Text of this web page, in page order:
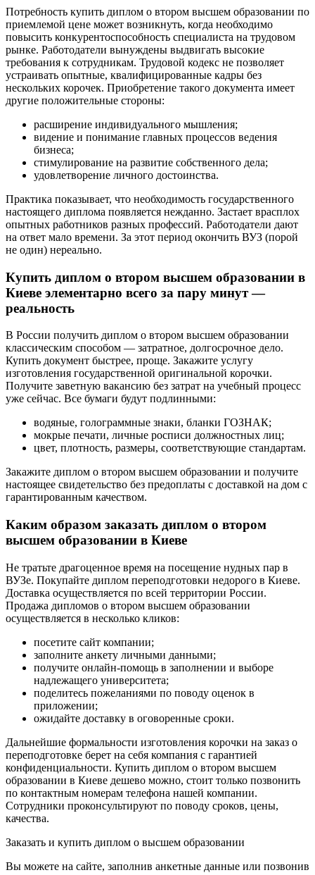
Потребность купить диплом о втором высшем образовании по
приемлемой цене может возникнуть, когда необходимо
повысить конкурентоспособность специалиста на трудовом
рынке. Работодатели вынуждены выдвигать высокие
требования к сотрудникам. Трудовой кодекс не позволяет
устраивать опытные, квалифицированные кадры без
нескольких корочек. Приобретение такого документа имеет
другие положительные стороны:
расширение индивидуального мышления;
видение и понимание главных процессов ведения
бизнеса;
стимулирование на развитие собственного дела;
удовлетворение личного достоинства.
Практика показывает, что необходимость государственного
настоящего диплома появляется нежданно. Застает врасплох
опытных работников разных профессий. Работодатели дают
на ответ мало времени. За этот период окончить ВУЗ (порой
не один) нереально.
Купить диплом о втором высшем образовании в
Киеве элементарно всего за пару минут —
реальность
В России получить диплом о втором высшем образовании
классическим способом — затратное, долгосрочное дело.
Купить документ быстрее, проще. Закажите услугу
изготовления государственной оригинальной корочки.
Получите заветную вакансию без затрат на учебный процесс
уже сейчас. Все бумаги будут подлинными:
водяные, голограммные знаки, бланки ГОЗНАК;
мокрые печати, личные росписи должностных лиц;
цвет, плотность, размеры, соответствующие стандартам.
Закажите диплом о втором высшем образовании и получите
настоящее свидетельство без предоплаты с доставкой на дом с
гарантированным качеством.
Каким образом заказать диплом о втором
высшем образовании в Киеве
Не тратьте драгоценное время на посещение нудных пар в
ВУЗе. Покупайте диплом переподготовки недорого в Киеве.
Доставка осуществляется по всей территории России.
Продажа дипломов о втором высшем образовании
осуществляется в несколько кликов:
посетите сайт компании;
заполните анкету личными данными;
получите онлайн-помощь в заполнении и выборе
надлежащего университета;
поделитесь пожеланиями по поводу оценок в
приложении;
ожидайте доставку в оговоренные сроки.
Дальнейшие формальности изготовления корочки на заказ о
переподготовке берет на себя компания с гарантией
конфиденциальности. Купить диплом о втором высшем
образовании в Киеве дешево можно, стоит только позвонить
по контактным номерам телефона нашей компании.
Сотрудники проконсультируют по поводу сроков, цены,
качества.
Заказать и купить диплом о высшем образовании
Вы можете на сайте, заполнив анкетные данные или позвонив